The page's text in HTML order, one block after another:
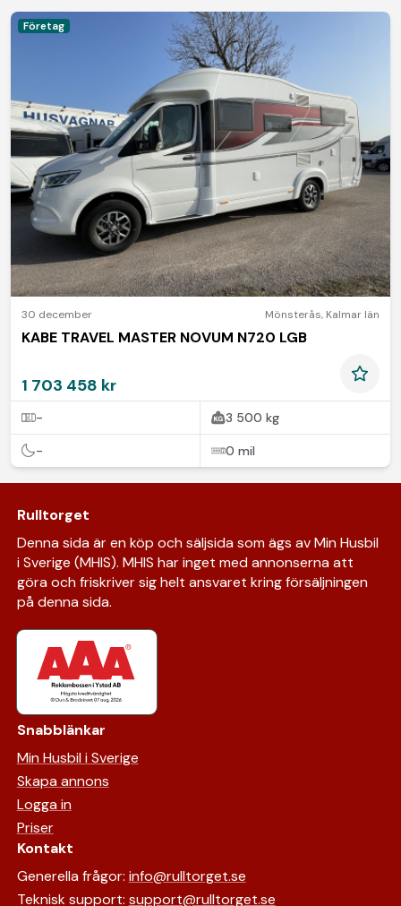
Företag
30 december Mönsterås, Kalmar län
KABE TRAVEL MASTER NOVUM N720 LGB
1 703 458 kr
- 3 500 kg
- 0 mil
Rulltorget
Denna sida är en köp och säljsida som ägs av Min Husbil
i Sverige (MHIS). MHIS har inget med annonserna att
göra och friskriver sig helt ansvaret kring försäljningen
på denna sida.
Snabblänkar
Min Husbil i Sverige
Skapa annons
Logga in
Priser
Kontakt
Generella frågor: info@rulltorget.se
Teknisk support: support@rulltorget.se